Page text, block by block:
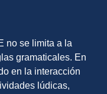
no se limita a la
gramaticales. En
en la interacción
lúdicas,